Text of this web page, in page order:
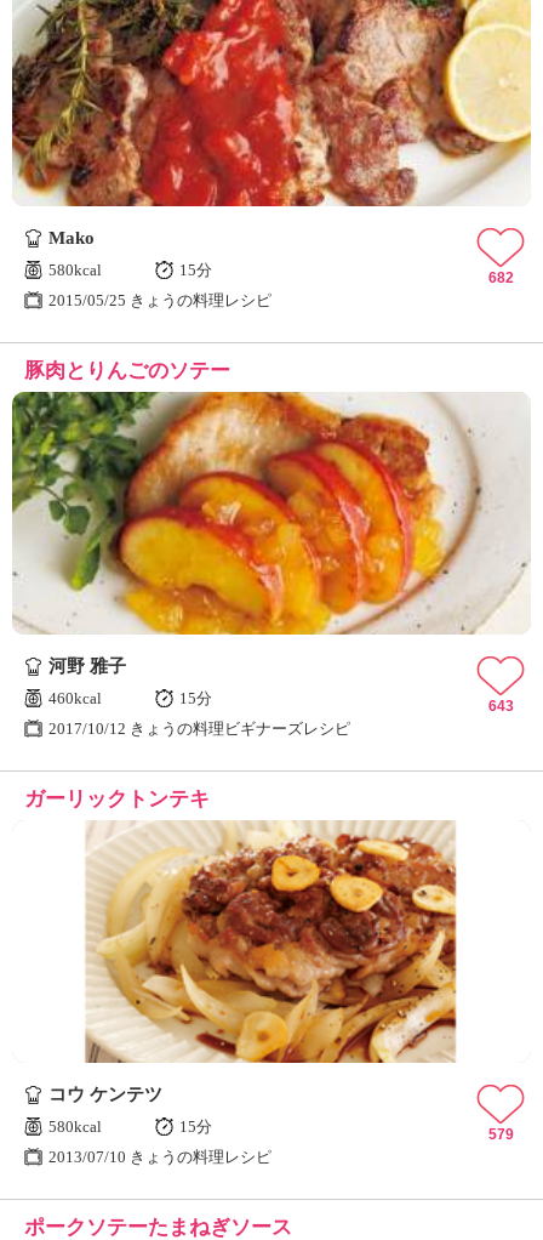
Mako
580kcal
15分
2015/05/25 きょうの料理レシピ
682
豚肉とりんごのソテー
河野 雅子
460kcal
15分
2017/10/12 きょうの料理ビギナーズレシピ
643
ガーリックトンテキ
コウ ケンテツ
580kcal
15分
2013/07/10 きょうの料理レシピ
579
ポークソテーたまねぎソース